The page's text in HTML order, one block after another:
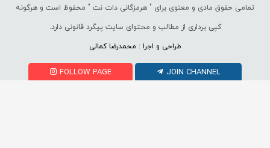
تمامی حقوق مادی و معنوی برای " هرمزگانی دات نت " محفوظ است و هرگونه
کپی برداری از مطالب و محتوای سایت پیگرد قانونی دارد.
طراحی و اجرا : محمدرضا کمالی
FOLLOW PAGE JOIN CHANNEL